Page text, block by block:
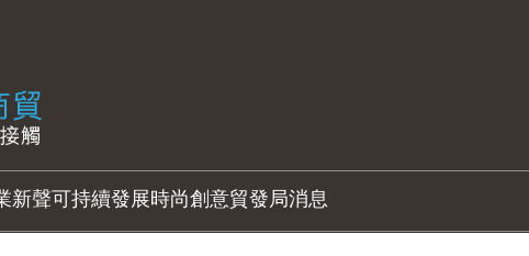
新聲可持續發展時尚創意貿發局消息